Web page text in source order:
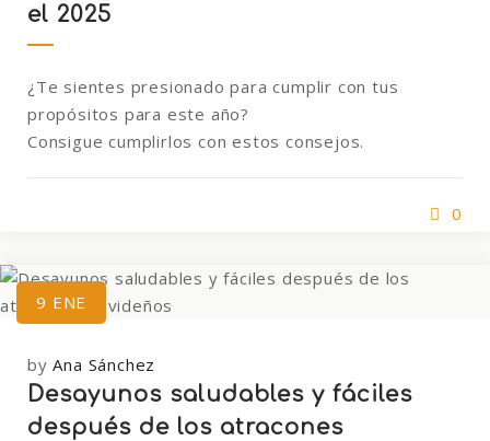
el 2025
¿Te sientes presionado para cumplir con tus
propósitos para este año?
Consigue cumplirlos con estos consejos.
0
9 ENE
byAna Sánchez
Desayunos saludables y fáciles
después de los atracones